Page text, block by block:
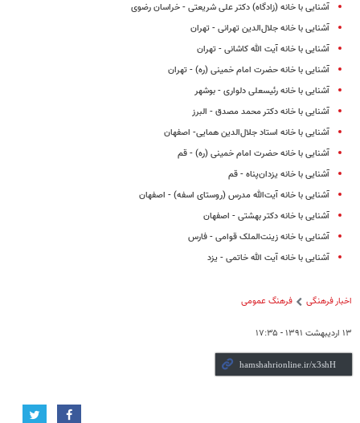
آشنایی با خانه (زادگاه) دکتر علی شریعتی - خراسان رضوی
آشنایی با خانه جلال‌الدین تهرانی - تهران
آشنایی با خانه آیت الله کاشانی - تهران
آشنایی با خانه حضرت امام خمینی (ره) - تهران
آشنایی با خانه رئیسعلی دلواری - بوشهر
آشنایی با خانه دکتر محمد مصدق - البرز
آشنایی با خانه استاد جلال‌الدین همایی- اصفهان
آشنایی با خانه حضرت امام خمینی (ره) - قم
آشنایی با خانه یزدان‌پناه - قم
آشنایی با خانه آیت‌الله مدرس (روستای اسفه) - اصفهان
آشنایی با خانه دکتر بهشتی - اصفهان
آشنایی با خانه زینت‌الملک قوامی - فارس
آشنایی با خانه آیت الله خاتمی - یزد
اخبار فرهنگی فرهنگ عمومی
۱۳ اردیبهشت ۱۳۹۱ - ۱۷:۳۵